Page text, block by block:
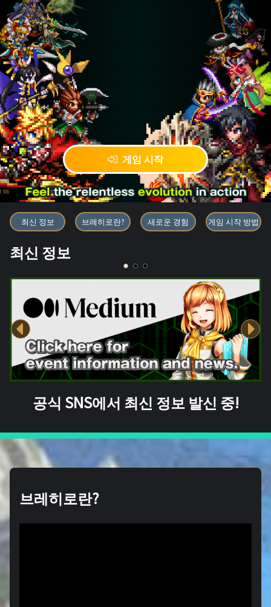
게임 시작
블록체인 게임 「BRAVE
최신 정보 브레히로란? 새로운 경험 게임 시작 방법
최신 정보
공식 SNS에서 최신 정보 발신 중!
브레히로란?